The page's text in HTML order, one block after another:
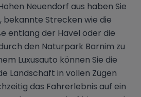
Neuendorf aus haben Sie
bekannte Strecken wie die
entlang der Havel oder die
den Naturpark Barnim zu
Luxusauto können Sie die
Landschaft in vollen Zügen
das Fahrerlebnis auf ein